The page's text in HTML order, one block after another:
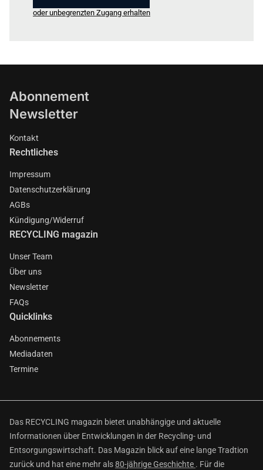
oder unbegrenzten Zugang erhalten
Abonnement
Newsletter
Kontakt
Rechtliches
Impressum
Datenschutzerklärung
AGBs
Kündigung/Widerruf
RECYCLING magazin
Unser Team
Über uns
Newsletter
FAQs
Quicklinks
Abonnements
Mediadaten
Termine
Das RECYCLING magazin bietet unabhängige und aktuelle
Informationen über Entwicklungen in der Recycling- und
Entsorgungswirtschaft. Das Magazin blick auf eine lange Tradtion
zurück und hat eine mehr als80-jährige Geschichte . Für die